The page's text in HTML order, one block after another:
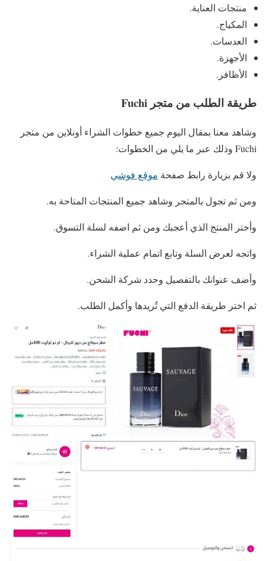
منتجات العناية.
المكياج.
العدسات.
الأجهزة.
الأظافر.
طريقة الطلب من متجر Fuchi
وشاهد معنا بمقال اليوم جميع خطوات الشراء أونلاين من متجر
Fuchi وذلك عبر ما يلي من الخطوات:
ولا قم بزيارة رابط صفحة موقع فوشي
ومن ثم تجول بالمتجر وشاهد جميع المنتجات المتاحة به.
وأختر المنتج الذي أعجبك ومن ثم اضفه لسلة التسوق.
واتجه لعرض السلة وتابع اتمام عملية الشراء.
وأضف عنوانك بالتفصيل وحدد شركة الشحن.
ثم اختر طريقة الدفع التي تُريدها وأكمل الطلب.